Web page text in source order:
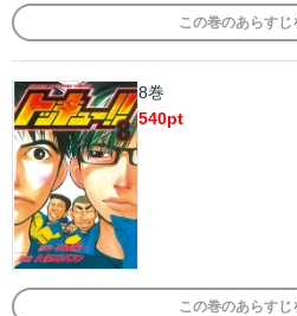
この巻のあらすじ
8巻
540pt
この巻のあらすじ